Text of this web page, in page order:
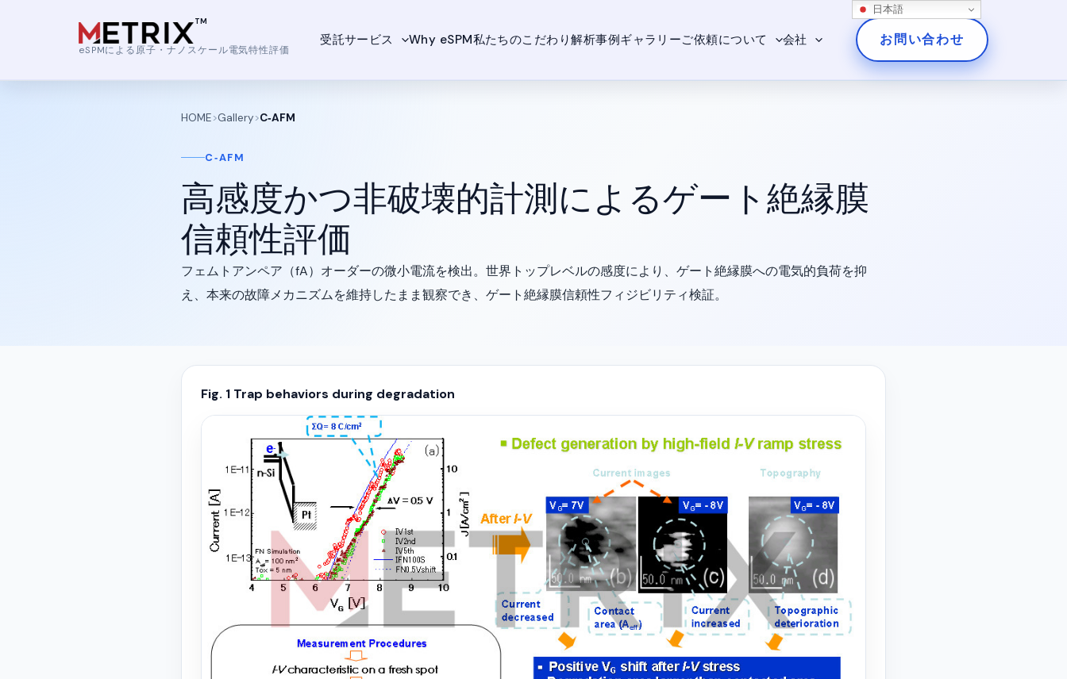
eSPMによる原子・ナノスケール電気特性評価
受託サービス Why eSPM私たちのこだわり解析事例ギャラリーご依頼について 会社 お問い合わせ
HOME>Gallery>C‑AFM
C‑AFM
高感度かつ非破壊的計測によるゲート絶縁膜
信頼性評価
フェムトアンペア（fA）オーダーの微小電流を検出。世界トップレベルの感度により、ゲート絶縁膜への電気的負荷を抑
え、本来の故障メカニズムを維持したまま観察でき、ゲート絶縁膜信頼性フィジビリティ検証。
Fig. 1 Trap behaviors during degradation
日本語